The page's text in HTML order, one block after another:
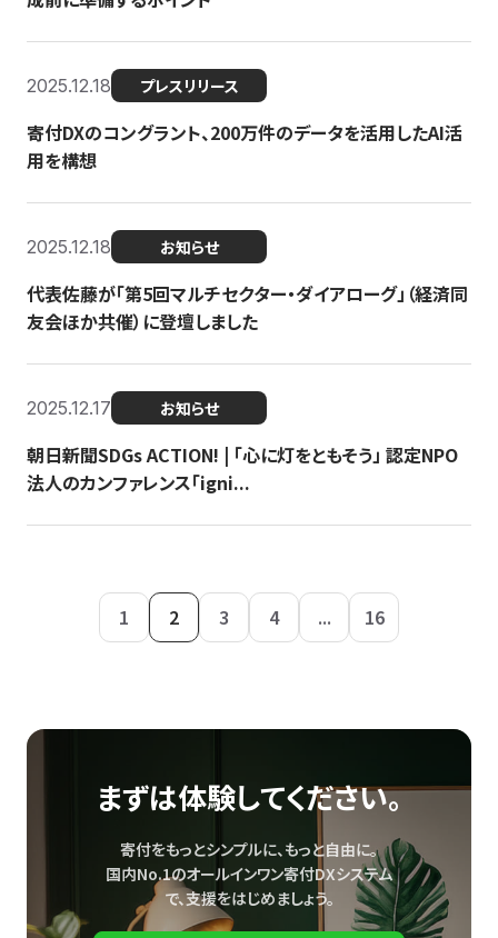
2025.12.18 プレスリリース
寄付DXのコングラント、200万件のデータを活用したAI活
用を構想
2025.12.18 お知らせ
代表佐藤が「第5回マルチセクター・ダイアローグ」（経済同
友会ほか共催）に登壇しました
2025.12.17 お知らせ
朝日新聞SDGs ACTION! | 「心に灯をともそう」 認定NPO
法人のカンファレンス「igni...
1 2 3 4 ... 16
まずは体験してください。
寄付をもっとシンプルに、もっと自由に。
国内No.1のオールインワン寄付DXシステム
で、支援をはじめましょう。